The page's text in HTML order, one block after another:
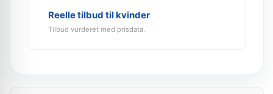
Reelle tilbud til kvinder
Tilbud vurderet med prisdata.